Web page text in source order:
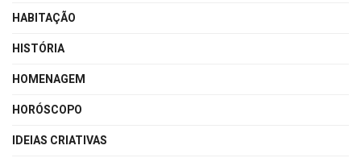
HABITAÇÃO
HISTÓRIA
HOMENAGEM
HORÓSCOPO
IDEIAS CRIATIVAS